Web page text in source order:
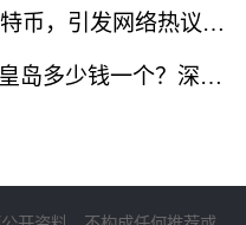
李晨晒自己拥有9000比特币，引发网络热议与投资者关注
兀币今天价格：兀币泰皇岛多少钱一个？深入分析市场现状与未来走向